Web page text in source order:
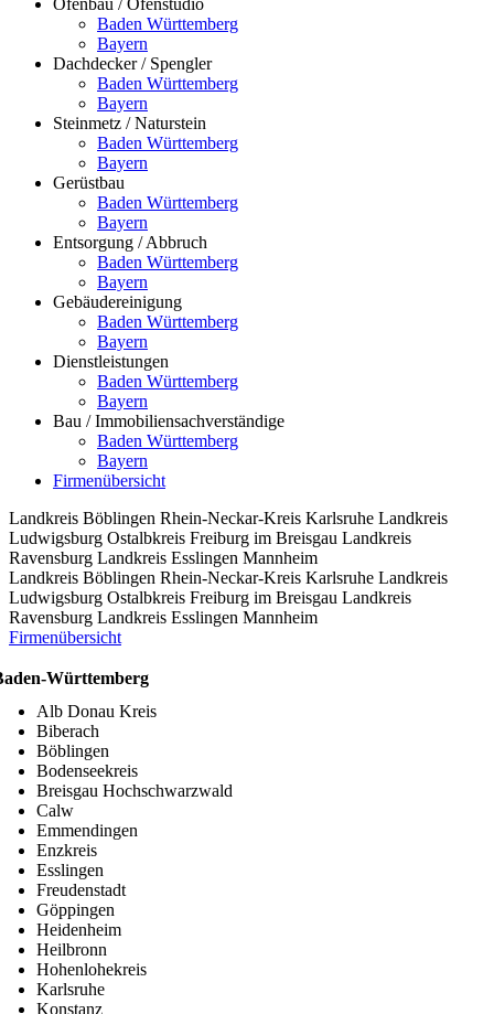
Ofenbau / Ofenstudio
Baden Württemberg
Bayern
Dachdecker / Spengler
Baden Württemberg
Bayern
Steinmetz / Naturstein
Baden Württemberg
Bayern
Gerüstbau
Baden Württemberg
Bayern
Entsorgung / Abbruch
Baden Württemberg
Bayern
Gebäudereinigung
Baden Württemberg
Bayern
Dienstleistungen
Baden Württemberg
Bayern
Bau / Immobiliensachverständige
Baden Württemberg
Bayern
Firmenübersicht
Landkreis Böblingen Rhein-Neckar-Kreis Karlsruhe Landkreis
Ludwigsburg Ostalbkreis Freiburg im Breisgau Landkreis
Ravensburg Landkreis Esslingen Mannheim
Landkreis Böblingen Rhein-Neckar-Kreis Karlsruhe Landkreis
Ludwigsburg Ostalbkreis Freiburg im Breisgau Landkreis
Ravensburg Landkreis Esslingen Mannheim
Firmenübersicht
Württemberg
Alb Donau Kreis
Biberach
Böblingen
Bodenseekreis
Breisgau Hochschwarzwald
Calw
Emmendingen
Enzkreis
Esslingen
Freudenstadt
Göppingen
Heidenheim
Heilbronn
Hohenlohekreis
Karlsruhe
Konstanz